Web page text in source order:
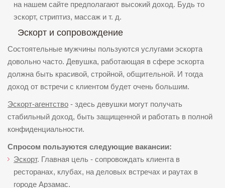
на нашем сайте предполагают высокий доход. Будь то
эскорт, стриптиз, массаж и т. д.
Эскорт и сопровождение
Состоятельные мужчины пользуются услугами эскорта
довольно часто. Девушка, работающая в сфере эскорта
должна быть красивой, стройной, общительной. И тогда
доход от встречи с клиентом будет очень большим.
Эскорт-агентство - здесь девушки могут получать
стабильный доход, быть защищенной и работать в полной
конфиденциальности.
Спросом пользуются следующие вакансии:
Эскорт. Главная цель - сопровождать клиента в
ресторанах, клубах, на деловых встречах и раутах в
городе Арзамас.